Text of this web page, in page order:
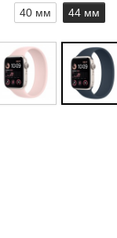
40 мм 44 мм